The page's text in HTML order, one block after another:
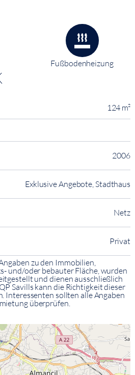
Fußbodenheizung
124 m²
2006
Exklusive Angebote, Stadthaus
Netz
Privat
zu den Immobilien,
und/oder bebauter Fläche, wurden
und dienen ausschließlich
Savills kann die Richtigkeit dieser
Interessenten sollten alle Angaben
überprüfen.